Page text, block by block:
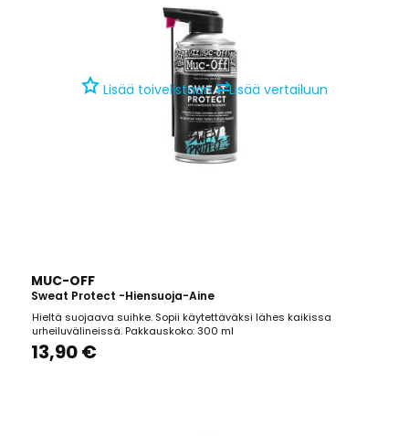
Lisää toivelistaan⇄Lisää vertailuun
MUC-OFF
Sweat Protect -hiensuoja-Aine
Hieltä suojaava suihke. Sopii käytettäväksi lähes kaikissa
urheiluvälineissä. Pakkauskoko: 300 ml
13,90 €